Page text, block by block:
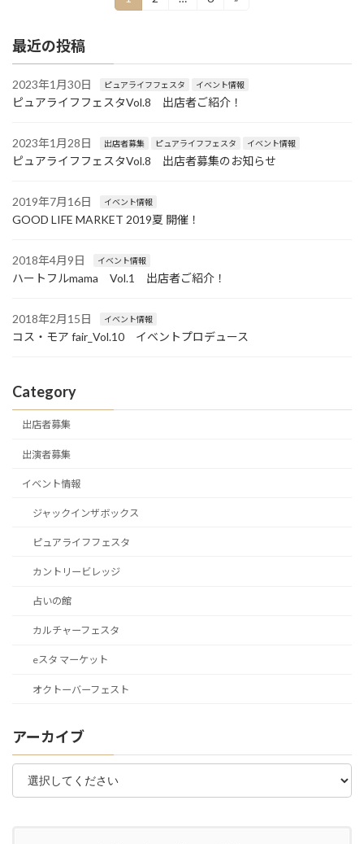
ナ
ビ
ゲ
ー
シ
ョ
ン
定
ジ
ジ
ジ
最近の投稿
2023年1月30日 ピュアライフフェスタ イベント情報
ピュアライフフェスタVol.8 出店者ご紹介！
2023年1月28日 出店者募集 ピュアライフフェスタ イベント情報
ピュアライフフェスタVol.8 出店者募集のお知らせ
2019年7月16日 イベント情報
GOOD LIFE MARKET 2019夏 開催！
2018年4月9日 イベント情報
ハートフルmama Vol.1 出店者ご紹介！
2018年2月15日 イベント情報
コス・モア fair_Vol.10 イベントプロデュース
Category
出店者募集
出演者募集
イベント情報
ジャックインザボックス
ピュアライフフェスタ
カントリービレッジ
占いの館
カルチャーフェスタ
eスタ マーケット
オクトーバーフェスト
アーカイブ